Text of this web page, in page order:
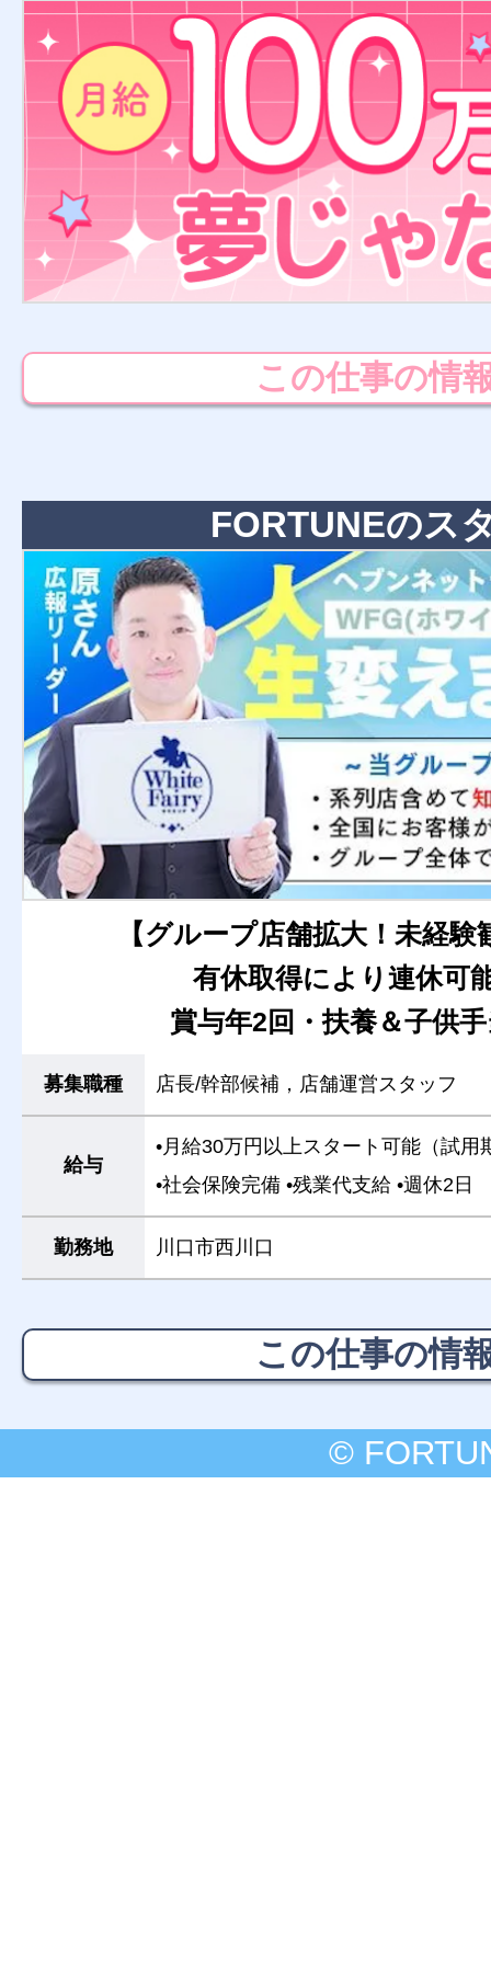
この仕事の情
FORTUNEのス
【グループ店舗拡大！未経
有休取得により連休可
賞与年2回・扶養＆子供
募集職種 店長/幹部候補，店舗運営スタッフ
給与
•月給30万円以上スタート可能（試用
•社会保険完備 •残業代支給 •週休2日
勤務地 川口市西川口
この仕事の情
©